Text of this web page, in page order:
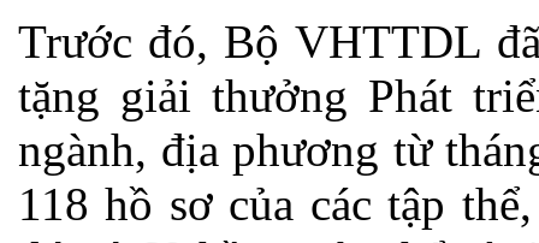
Trước đó, Bộ VHTTDL
tặng giải thưởng Phát
ngành, địa phương từ
118 hồ sơ của các tập